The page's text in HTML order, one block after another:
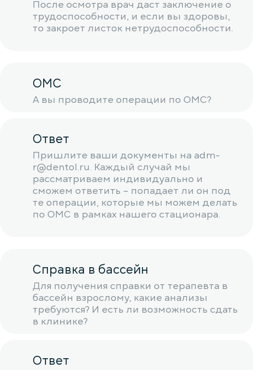
После осмотра врач даст заключение о
трудоспособности, и если вы здоровы,
то закроет листок нетрудоспособности.
ОМС
А вы проводите операции по ОМС?
Ответ
Пришлите ваши документы на adm-
r@dentol.ru. Каждый случай мы
рассматриваем индивидуально и
сможем ответить – попадает ли он под
те операции, которые мы можем делать
по ОМС в рамках нашего стационара.
Справка в бассейн
Для получения справки от терапевта в
бассейн взрослому, какие анализы
требуются? И есть ли возможность сдать
в клинике?
Ответ